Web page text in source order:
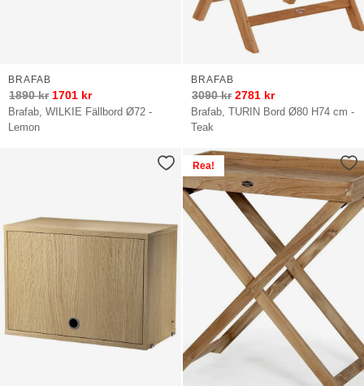
Brafab, WILKIE Fällbord Ø72 -
Lemon
BRAFAB
1890kr 1701 kr
Brafab, TURIN Bord Ø80 H74 cm -
Teak
BRAFAB
3090kr 2781 kr
Rea!